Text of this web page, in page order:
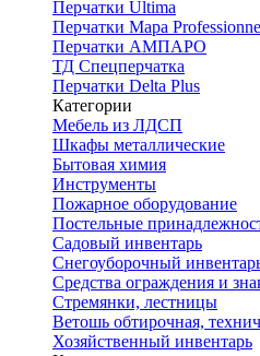
Перчатки Ultima
Перчатки Мара
Перчатки АМПАРО
ТД Спецперчатка
Перчатки Delta Plus
Категории
Мебель из ЛДСП
Шкафы металлические
Бытовая химия
Инструменты
Пожарное оборудование
Постельные
Садовый инвентарь
Снегоуборочный
Средства ограждения и
Стремянки, лестницы
Ветошь обтирочная,
Хозяйственный инвентарь